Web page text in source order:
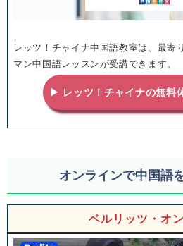
レッツ！チャイナ中国語教室は、最寄
マン中国語レッスンが受講できます。
▶ レッツ！チャイナの無料
オンラインで中国語
ベルリッツ・オ